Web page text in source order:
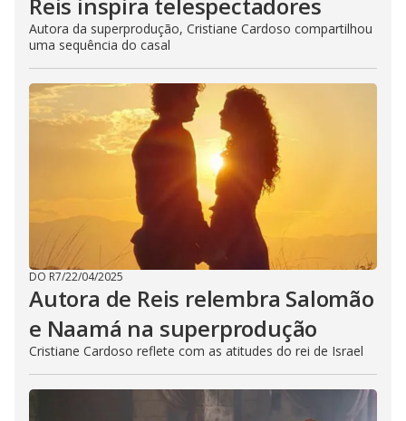
Reis inspira telespectadores
Autora da superprodução, Cristiane Cardoso compartilhou
uma sequência do casal
DO R7/22/04/2025
Autora de Reis relembra Salomão
e Naamá na superprodução
Cristiane Cardoso reflete com as atitudes do rei de Israel